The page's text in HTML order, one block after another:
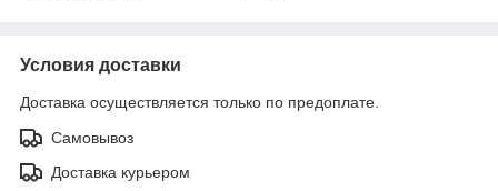
Условия доставки
Доставка осуществляется только по предоплате.
Самовывоз
Доставка курьером